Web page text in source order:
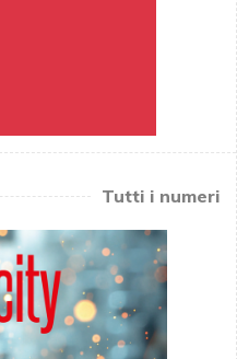
Tutti i numeri